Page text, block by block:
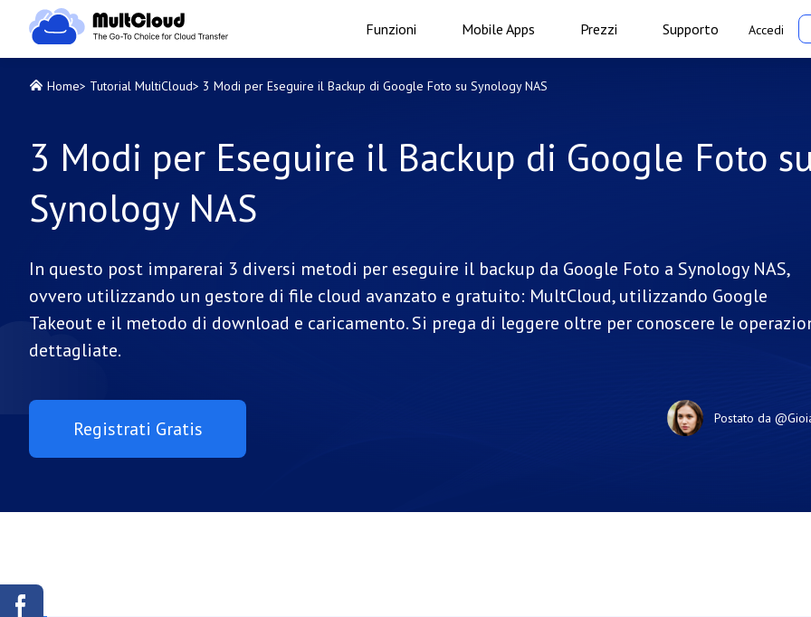
Funzioni Mobile Apps Prezzi Supporto Accedi
Home> Tutorial MultiCloud> 3 Modi per Eseguire il Backup di Google Foto su Synology NAS
3 Modi per Eseguire il Backup di Google Foto
Synology NAS
In questo post imparerai 3 diversi metodi per eseguire il backup da Google Foto a Synology NAS,
ovvero utilizzando un gestore di file cloud avanzato e gratuito: MultCloud, utilizzando Google
Takeout e il metodo di download e caricamento. Si prega di leggere oltre per conoscere le
dettagliate.
Registrati Gratis Postato da